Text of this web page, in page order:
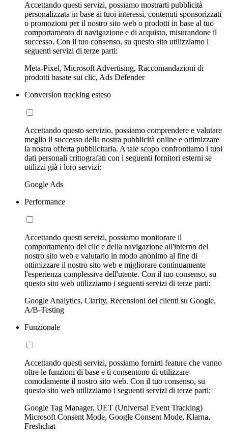
Accettando questi servizi, possiamo mostrarti pubblicità
personalizzata in base ai tuoi interessi, contenuti sponsorizzati
o promozioni per il nostro sito web o prodotti in base al tuo
comportamento di navigazione e di acquisto, misurandone il
successo. Con il tuo consenso, su questo sito utilizziamo i
seguenti servizi di terze parti:
Meta-Pixel, Microsoft Advertising, Raccomandazioni di
prodotti basate sui clic, Ads Defender
Conversion tracking esteso
Accettando questo servizio, possiamo comprendere e valutare
meglio il successo della nostra pubblicità online e ottimizzare
la nostra offerta pubblicitaria. A tale scopo confrontiamo i tuoi
dati personali crittografati con i seguenti fornitori esterni se
utilizzi già i loro servizi:
Google Ads
Performance
Accettando questi servizi, possiamo monitorare il
comportamento dei clic e della navigazione all'interno del
nostro sito web e valutarlo in modo anonimo al fine di
ottimizzare il nostro sito web e migliorare continuamente
l'esperienza complessiva dell'utente. Con il tuo consenso, su
questo sito web utilizziamo i seguenti servizi di terze parti:
Google Analytics, Clarity, Recensioni dei clienti su Google,
A/B-Testing
Funzionale
Accettando questi servizi, possiamo fornirti feature che vanno
oltre le funzioni di base e ti consentono di utilizzare
comodamente il nostro sito web. Con il tuo consenso, su
questo sito web utilizziamo i seguenti servizi di terze parti:
Google Tag Manager, UET (Universal Event Tracking)
Microsoft Consent Mode, Google Consent Mode, Klarna,
Freshchat